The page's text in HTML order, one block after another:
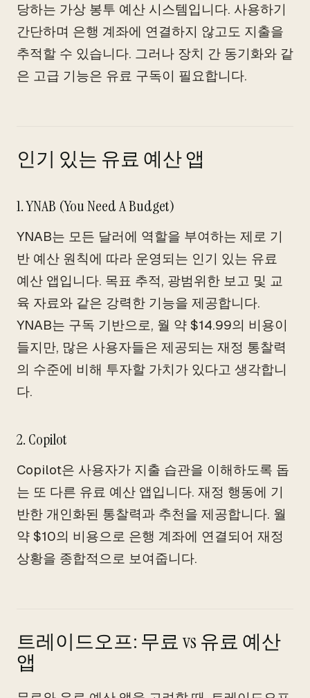
당하는 가상 봉투 예산 시스템입니다. 사용하기
간단하며 은행 계좌에 연결하지 않고도 지출을
추적할 수 있습니다. 그러나 장치 간 동기화와 같
은 고급 기능은 유료 구독이 필요합니다.
인기 있는 유료 예산 앱
1. YNAB (You Need A Budget)
YNAB는 모든 달러에 역할을 부여하는 제로 기
반 예산 원칙에 따라 운영되는 인기 있는 유료
예산 앱입니다. 목표 추적, 광범위한 보고 및 교
육 자료와 같은 강력한 기능을 제공합니다.
YNAB는 구독 기반으로, 월 약 $14.99의 비용이
들지만, 많은 사용자들은 제공되는 재정 통찰력
의 수준에 비해 투자할 가치가 있다고 생각합니
다.
2. Copilot
Copilot은 사용자가 지출 습관을 이해하도록 돕
는 또 다른 유료 예산 앱입니다. 재정 행동에 기
반한 개인화된 통찰력과 추천을 제공합니다. 월
약 $10의 비용으로 은행 계좌에 연결되어 재정
상황을 종합적으로 보여줍니다.
트레이드오프: 무료 vs 유료 예산
앱